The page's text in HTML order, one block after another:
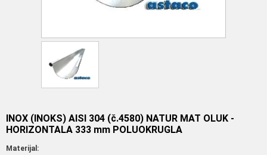
INOX (INOKS) AISI 304 (č.4580) NATUR MAT OLUK -
HORIZONTALA 333 mm POLUOKRUGLA
Materijal: